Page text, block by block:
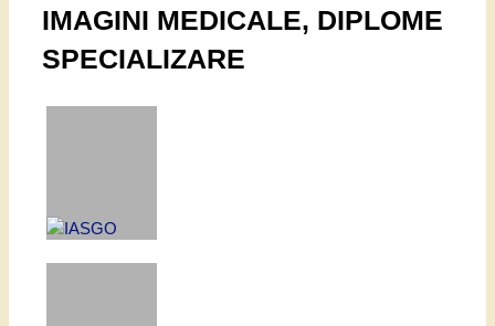
IMAGINI MEDICALE, DIPLOME
SPECIALIZARE